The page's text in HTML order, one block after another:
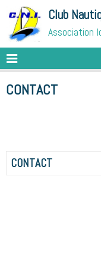
Club
Association
CONTACT
CONTACT